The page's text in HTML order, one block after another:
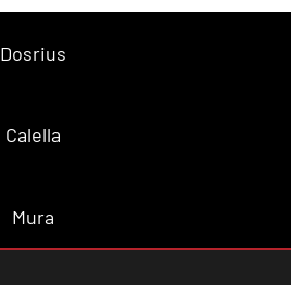
Dosrius
Calella
Mura